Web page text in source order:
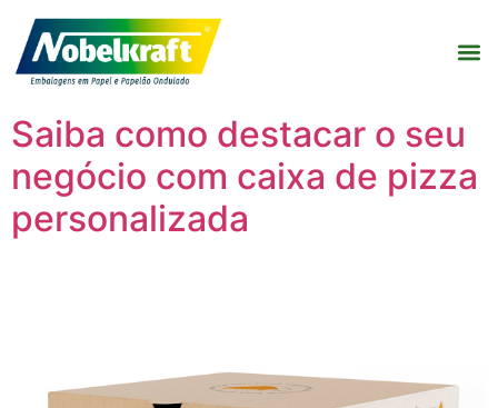
Saiba como destacar o seu
negócio com caixa de pizza
personalizada